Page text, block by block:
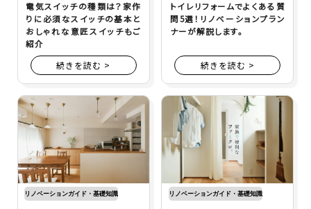
電気スイッチの種類は？家作
りに必須なスイッチの基本と
おしゃれな意匠スイッチもご
紹介
続きを読む >
トイレリフォームでよくある質
問5選！リノベーションプラン
ナーが解説します。
続きを読む >
リノベーションガイド・基礎知識 リノベーションガイド・基礎知識